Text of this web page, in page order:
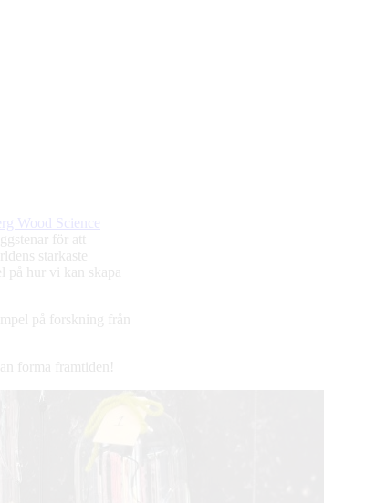
Wood Science
för att
starkaste
på hur vi kan skapa
på forskning från
forma framtiden!